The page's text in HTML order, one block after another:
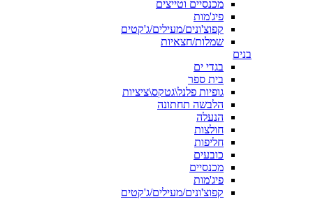
מכנסיים וטייצים
פיג'מות
קפוצ'ונים/מעילים/ג'קטים
שמלות/חצאיות
בנים
בגדי ים
בית ספר
גופיות פלנל\גטקס\ציציות
הלבשה תחתונה
הנעלה
חולצות
חליפות
כובעים
מכנסיים
פיג'מות
קפוצ'ונים/מעילים/ג'קטים